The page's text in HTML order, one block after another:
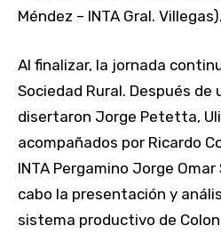
Méndez – INTA Gral. Villegas).
Al finalizar, la jornada
Sociedad Rural. Después
disertaron Jorge Petetta,
acompañados por Ricardo
INTA Pergamino Jorge
cabo la presentación y
sistema productivo de